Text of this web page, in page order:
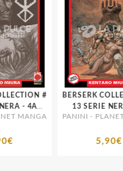
#
- 4A
MANGA
BERSERK
13 SERIE
RISTAMPA
PANINI - PLANET
5,90€